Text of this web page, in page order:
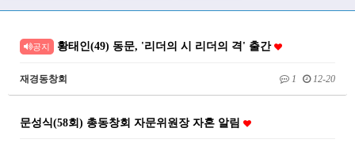
공지 황태인(49) 동문, '리더의 시 리더의 격' 출간
재경동창회 1 12-20
문성식(58회) 총동창회 자문위원장 자혼 알림